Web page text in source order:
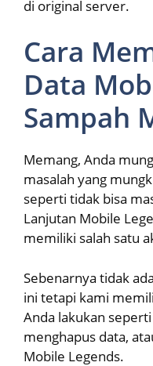
di original server.
Cara
Data
Sampah
Memang, Anda
masalah yang
seperti tidak bisa
Lanjutan Mobile
memiliki salah satu
Sebenarnya tidak
ini tetapi kami
Anda lakukan
menghapus data,
Mobile Legends.